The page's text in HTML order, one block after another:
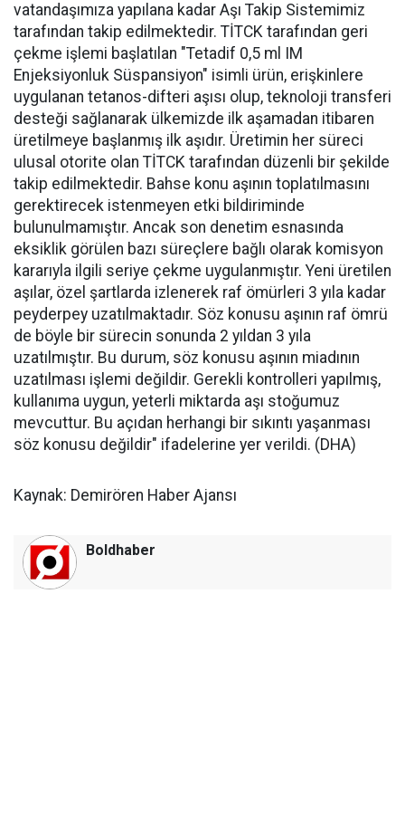
vatandaşımıza yapılana kadar Aşı Takip Sistemimiz
tarafından takip edilmektedir. TİTCK tarafından geri
çekme işlemi başlatılan "Tetadif 0,5 ml IM
Enjeksiyonluk Süspansiyon" isimli ürün, erişkinlere
uygulanan tetanos-difteri aşısı olup, teknoloji transferi
desteği sağlanarak ülkemizde ilk aşamadan itibaren
üretilmeye başlanmış ilk aşıdır. Üretimin her süreci
ulusal otorite olan TİTCK tarafından düzenli bir şekilde
takip edilmektedir. Bahse konu aşının toplatılmasını
gerektirecek istenmeyen etki bildiriminde
bulunulmamıştır. Ancak son denetim esnasında
eksiklik görülen bazı süreçlere bağlı olarak komisyon
kararıyla ilgili seriye çekme uygulanmıştır. Yeni üretilen
aşılar, özel şartlarda izlenerek raf ömürleri 3 yıla kadar
peyderpey uzatılmaktadır. Söz konusu aşının raf ömrü
de böyle bir sürecin sonunda 2 yıldan 3 yıla
uzatılmıştır. Bu durum, söz konusu aşının miadının
uzatılması işlemi değildir. Gerekli kontrolleri yapılmış,
kullanıma uygun, yeterli miktarda aşı stoğumuz
mevcuttur. Bu açıdan herhangi bir sıkıntı yaşanması
söz konusu değildir" ifadelerine yer verildi. (DHA)
Kaynak: Demirören Haber Ajansı
Boldhaber